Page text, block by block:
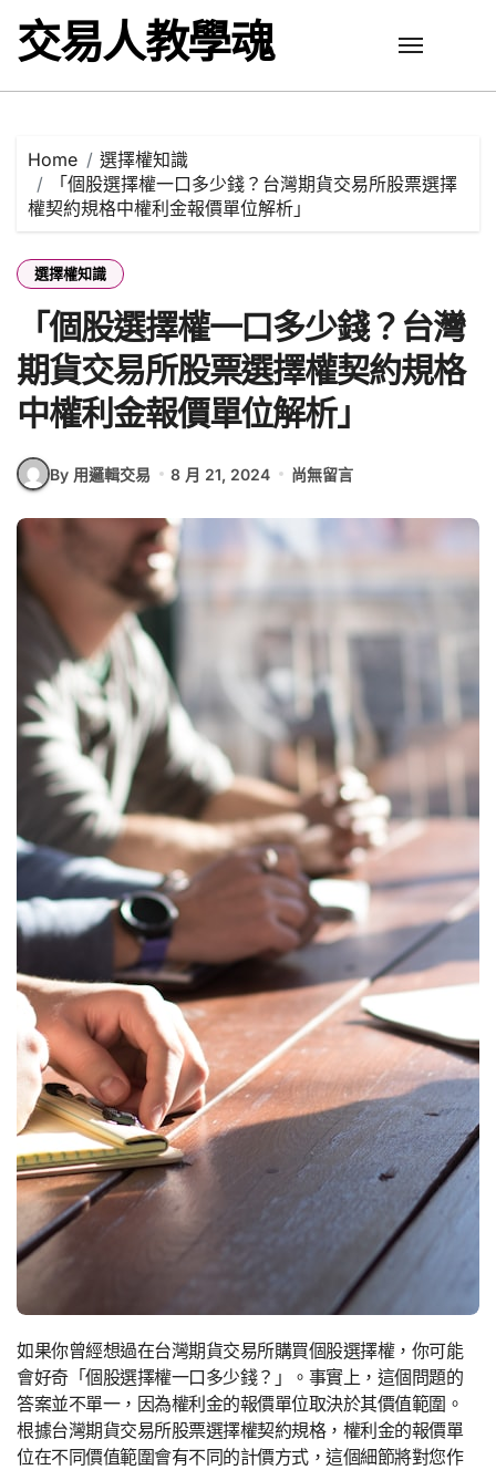
content
交易人教學魂
Home
選擇權知識
「個股選擇權一口多少錢？台灣期貨交易所股票選擇
權契約規格中權利金報價單位解析」
選擇權知識
「個股選擇權一口多少錢？台灣
期貨交易所股票選擇權契約規格
中權利金報價單位解析」
By 用邏輯交易 8 月 21, 2024 尚無留言
如果你曾經想過在台灣期貨交易所購買個股選擇權，你可能
會好奇「個股選擇權一口多少錢？」。事實上，這個問題的
答案並不單一，因為權利金的報價單位取決於其價值範圍。
根據台灣期貨交易所股票選擇權契約規格，權利金的報價單
位在不同價值範圍會有不同的計價方式，這個細節將對您作